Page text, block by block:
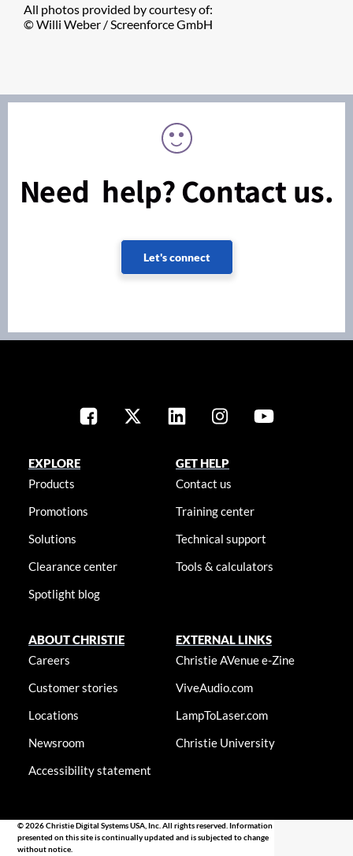
All photos provided by courtesy of:
© Willi Weber / Screenforce GmbH
Need help? Contact us.
Let's connect
EXPLORE
Products
Promotions
Solutions
Clearance center
Spotlight blog
GET HELP
Contact us
Training center
Technical support
Tools & calculators
ABOUT CHRISTIE
Careers
Customer stories
Locations
Newsroom
Accessibility statement
EXTERNAL LINKS
Christie AVenue e-Zine
ViveAudio.com
LampToLaser.com
Christie University
© 2026 Christie Digital Systems USA, Inc. All rights reserved. Information
presented on this site is continually updated and is subjected to change
without notice.